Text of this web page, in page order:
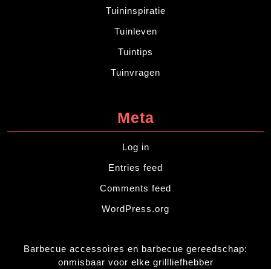
Tuininspiratie
Tuinleven
Tuintips
Tuinvragen
Meta
Log in
Entries feed
Comments feed
WordPress.org
Barbecue accessoires en barbecue gereedschap:
onmisbaar voor elke grillliefhebber